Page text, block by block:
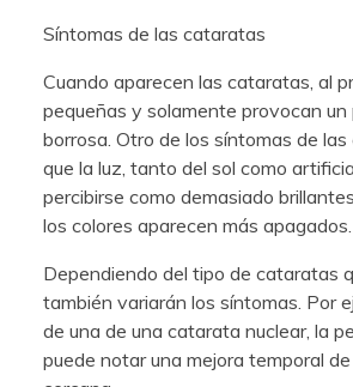
Síntomas de las cataratas
Cuando aparecen las cataratas, al
pequeñas y solamente provocan un
borrosa. Otro de los síntomas de
que la luz, tanto del sol como
percibirse como demasiado
los colores aparecen más apagados.
Dependiendo del tipo de cataratas
también variarán los síntomas. Por
de una de una catarata nuclear, la
puede notar una mejora temporal